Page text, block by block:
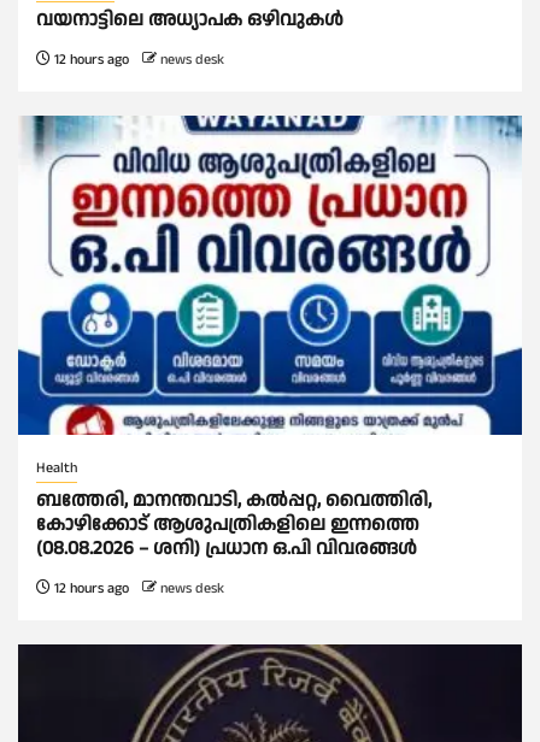
വയനാട്ടിലെ അധ്യാപക ഒഴിവുകൾ
12 hours ago news desk
Health
ബത്തേരി, മാനന്തവാടി, കൽപ്പറ്റ, വൈത്തിരി,
കോഴിക്കോട് ആശുപത്രികളിലെ ഇന്നത്തെ
(08.08.2026 – ശനി) പ്രധാന ഒ.പി വിവരങ്ങൾ
12 hours ago news desk